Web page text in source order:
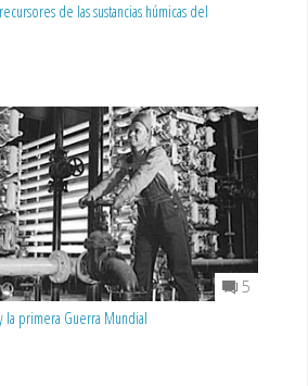
de las sustancias húmicas del
5
la primera Guerra Mundial